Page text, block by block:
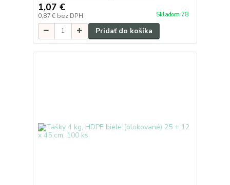
1,07 €
0,87 € bez DPH Skladom 78
Pridať do košíka